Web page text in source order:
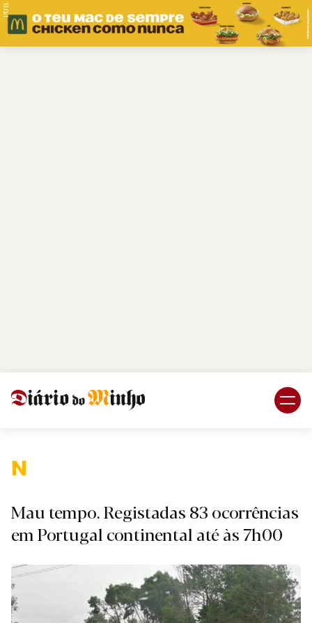
PUB.
Nacional.
Mau tempo. Registadas 83 ocorrências
em Portugal continental até às 7h00